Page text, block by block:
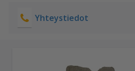
Yhteystiedot